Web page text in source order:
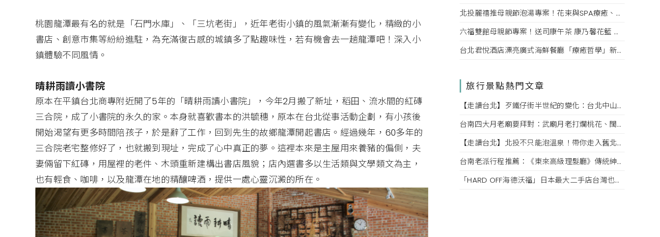
桃園龍潭最有名的就是「石門水庫」、「三坑老街」，近年老街小鎮的風氣漸漸有變化，精緻的小
書店、創意市集等紛紛進駐，為充滿復古感的城鎮多了點趣味性，若有機會去一趟龍潭吧！深入小
鎮體驗不同風情。
晴耕雨讀小書院
原本在平鎮台北商專附近開了5年的「晴耕雨讀小書院」，今年2月搬了新址，稻田、流水間的紅磚
三合院，成了小書院的永久的家。本身就喜歡書本的洪毓穗，原本在台北從事活動企劃，有小孩後
開始渴望有更多時間陪孩子，於是辭了工作，回到先生的故鄉龍潭開起書店。經過幾年，60多年的
三合院老宅整修好了，也就搬到現址，完成了心中真正的夢。這裡本來是主屋用來養豬的偏側，夫
妻倆留下紅磚，用屋裡的老件、木頭重新建構出書店風貌；店內選書多以生活類與文學類文為主，
也有輕食、咖啡，以及龍潭在地的精釀啤酒，提供一處心靈沉澱的所在。
北投麗禧推母親節泡湯專案！花束與SPA療癒、甜點同步登場
六福雙館母親節專案！送司康午茶 康乃馨花籃 演唱會票，高鐵78折限量。
台北君悅酒店漂亮廣式海鮮餐廳「療癒哲學」新菜單！每一口都成為心靈的享受。
旅行景點熱門文章
【走讀台北】歹鐵仔街半世紀的變化：台北中山赤峰街上文創小店內的故事
台南四大月老廟要拜對：武廟月老打爛桃花、闊嘴月老說媒牽姻緣，愛情也該對症下藥
【走讀台北】北投不只能泡溫泉！帶你走入舊北投的老街巷弄，探索老台北的迷人風情
台南老派行程推薦：《東來高級理髮廳》傳統紳士小姐的高級坐洗體驗、掏耳、按摩一次滿足！
「HARD OFF海德沃福」日本最大二手店台灣也逛得到，3C、名牌、古著逛不完，快點來挖寶吧！